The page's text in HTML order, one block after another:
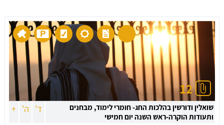
12
שואלין ודורשין בהלכות החג- חומרי לימוד, מבחנים
ותעודות הוקרה-ראש השנה יום חמישי
ד' ה' +